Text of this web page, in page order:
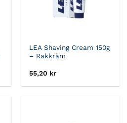
LEA Shaving Cream 150g
– Rakkräm
55,20 kr